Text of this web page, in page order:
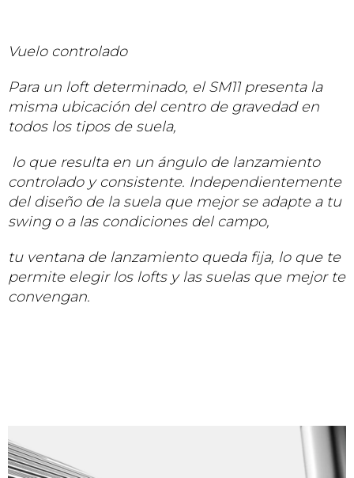
Vuelo controlado
Para un loft determinado, el SM11 presenta la
misma ubicación del centro de gravedad en
todos los tipos de suela,
lo que resulta en un ángulo de lanzamiento
controlado y consistente. Independientemente
del diseño de la suela que mejor se adapte a tu
swing o a las condiciones del campo,
tu ventana de lanzamiento queda fija, lo que te
permite elegir los lofts y las suelas que mejor te
convengan.